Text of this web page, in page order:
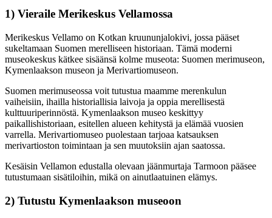
1) Vieraile Merikeskus Vellamossa
Merikeskus Vellamo on Kotkan kruununjalokivi, jossa pääset
sukeltamaan Suomen merelliseen historiaan. Tämä moderni
museokeskus kätkee sisäänsä kolme museota: Suomen merimuseon,
Kymenlaakson museon ja Merivartiomuseon.
Suomen merimuseossa voit tutustua maamme merenkulun
vaiheisiin, ihailla historiallisia laivoja ja oppia merellisestä
kulttuuriperinnöstä. Kymenlaakson museo keskittyy
paikallishistoriaan, esitellen alueen kehitystä ja elämää vuosien
varrella. Merivartiomuseo puolestaan tarjoaa katsauksen
merivartioston toimintaan ja sen muutoksiin ajan saatossa.
Kesäisin Vellamon edustalla olevaan jäänmurtaja Tarmoon pääsee
tutustumaan sisätiloihin, mikä on ainutlaatuinen elämys.
2) Tutustu Kymenlaakson museoon